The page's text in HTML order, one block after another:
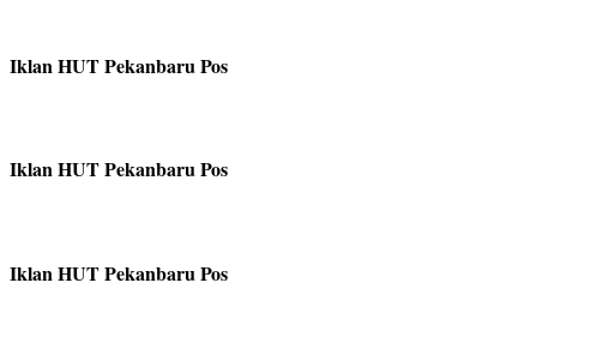
Iklan HUT Pekanbaru Pos
Iklan HUT Pekanbaru Pos
Iklan HUT Pekanbaru Pos